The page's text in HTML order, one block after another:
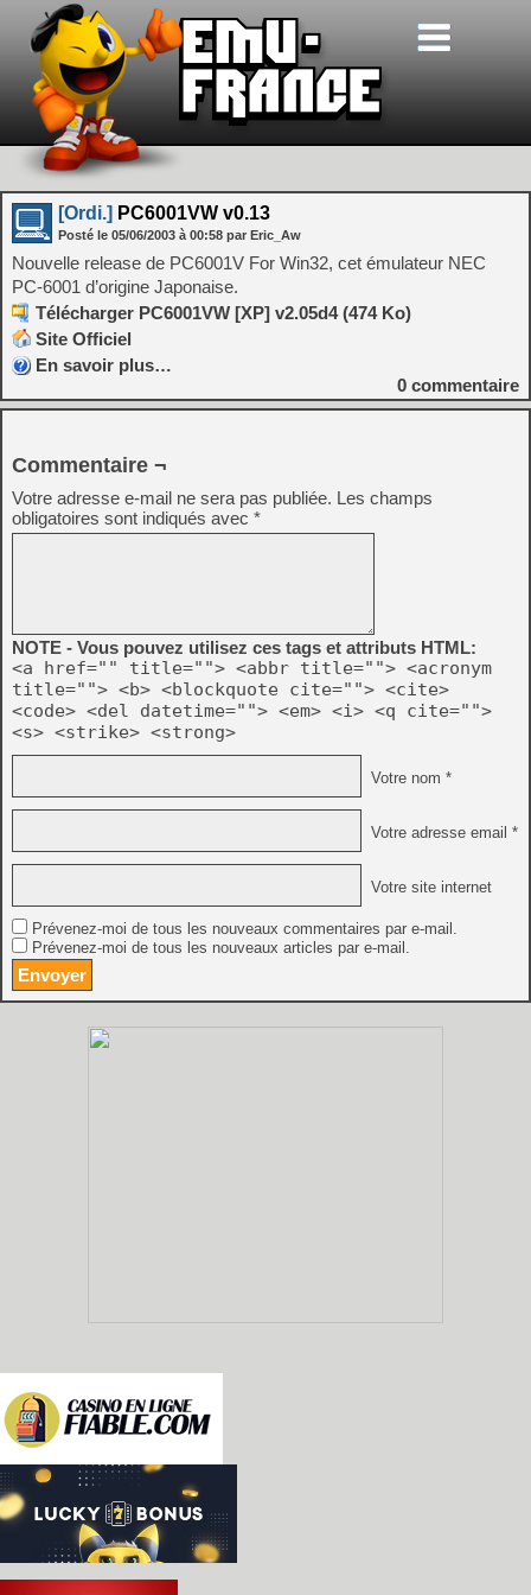
[Ordi.] PC6001VW v0.13
Posté le 05/06/2003 à 00:58 par Eric_Aw
Nouvelle release de PC6001V For Win32, cet émulateur NEC
PC-6001 d’origine Japonaise.
Télécharger PC6001VW [XP] v2.05d4 (474 Ko)
Site Officiel
En savoir plus…
0 commentaire
Commentaire ¬
Votre adresse e-mail ne sera pas publiée. Les champs
obligatoires sont indiqués avec *
NOTE - Vous pouvez utilisez ces tags et attributs HTML:
<a href="" title=""> <abbr title=""> <acronym
title=""> <b> <blockquote cite=""> <cite>
<code> <del datetime=""> <em> <i> <q cite="">
<s> <strike> <strong>
Votre nom *
Votre adresse email *
Votre site internet
Prévenez-moi de tous les nouveaux commentaires par e-mail.
Prévenez-moi de tous les nouveaux articles par e-mail.